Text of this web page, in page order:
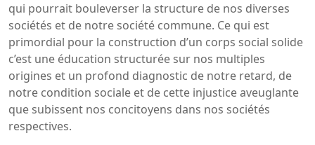
qui pourrait bouleverser la structure de nos diverses
sociétés et de notre société commune. Ce qui est
primordial pour la construction d’un corps social solide
c’est une éducation structurée sur nos multiples
origines et un profond diagnostic de notre retard, de
notre condition sociale et de cette injustice aveuglante
que subissent nos concitoyens dans nos sociétés
respectives.